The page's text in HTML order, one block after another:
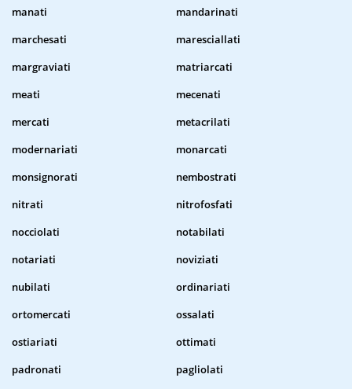
manati
mandarinati
marchesati
maresciallati
margraviati
matriarcati
meati
mecenati
mercati
metacrilati
modernariati
monarcati
monsignorati
nembostrati
nitrati
nitrofosfati
nocciolati
notabilati
notariati
noviziati
nubilati
ordinariati
ortomercati
ossalati
ostiariati
ottimati
padronati
pagliolati